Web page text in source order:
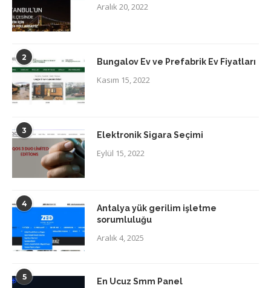
Aralık 20, 2022
2 Bungalov Ev ve Prefabrik Ev Fiyatları
Kasım 15, 2022
3 Elektronik Sigara Seçimi
Eylül 15, 2022
4
Antalya yük gerilim işletme
sorumluluğu
Aralık 4, 2025
5 En Ucuz Smm Panel